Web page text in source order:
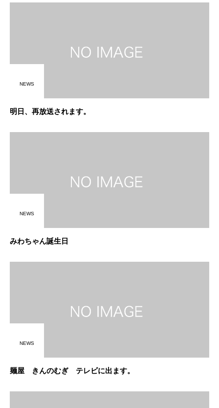
NEWS
明日、再放送されます。
NEWS
みわちゃん誕生日
NEWS
麺屋 きんのむぎ テレビに出ます。